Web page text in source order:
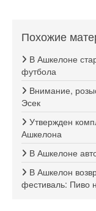
Похожие
В Ашкелоне
футбола
Внимание,
Эсек
Утвержден
Ашкелона
В Ашкелоне
В Ашкелон
фестиваль: Пиво